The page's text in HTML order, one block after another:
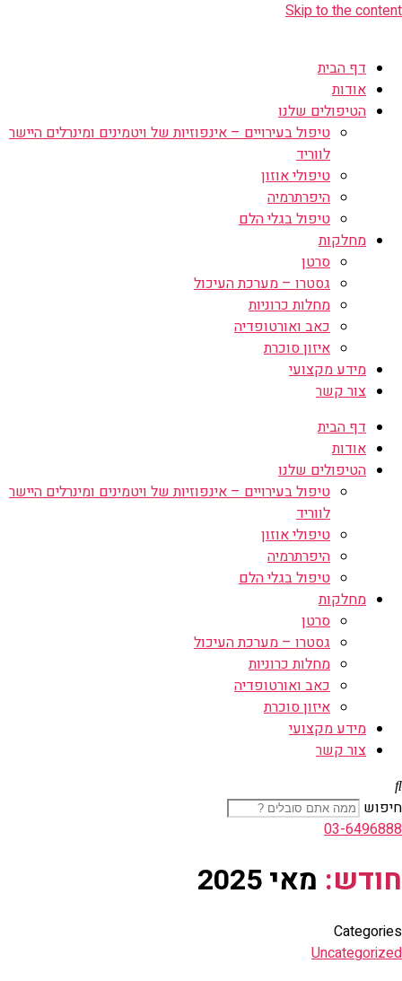
Skip to the content
דף הבית
אודות
הטיפולים שלנו
טיפול בעירויים – אינפוזיות של ויטמינים ומינרלים היישר
לווריד
טיפולי אוזון
היפרתרמיה
טיפול בגלי הלם
מחלקות
סרטן
גסטרו – מערכת העיכול
מחלות כרוניות
כאב ואורטופדיה
איזון סוכרת
מידע מקצועי
צור קשר
דף הבית
אודות
הטיפולים שלנו
טיפול בעירויים – אינפוזיות של ויטמינים ומינרלים היישר
לווריד
טיפולי אוזון
היפרתרמיה
טיפול בגלי הלם
מחלקות
סרטן
גסטרו – מערכת העיכול
מחלות כרוניות
כאב ואורטופדיה
איזון סוכרת
מידע מקצועי
צור קשר
חיפוש
03-6496888
חודש: מאי 2025
Categories
Uncategorized